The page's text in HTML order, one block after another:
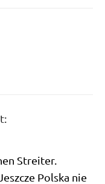
Streiter.
Pol­ska nie